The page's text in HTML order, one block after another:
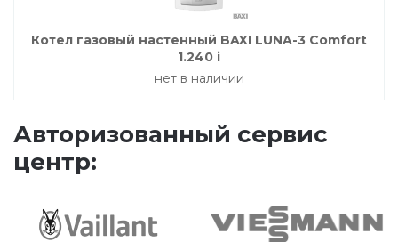
Котел газовый настенный BAXI LUNA-3 Comfort
1.240 i
нет в наличии
Авторизованный сервис
центр: